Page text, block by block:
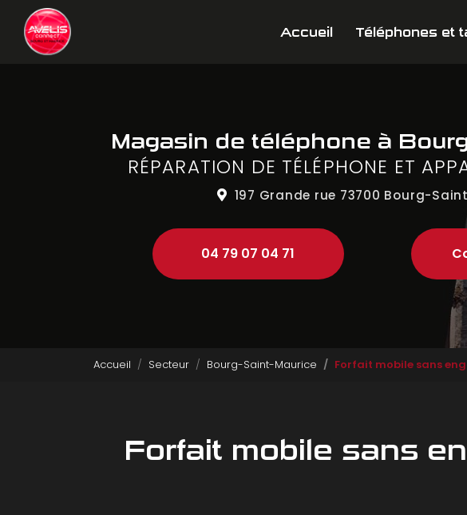
contenu
principal
Accueil
Téléphones et
Magasin de téléphone à
RÉPARATION DE TÉLÉPHONE ET
197 Grande rue 73700 Bourg-
04 79 07 04 71
Accueil Secteur Bourg-Saint-Maurice Forfait mobile sans
Forfait mobile sans